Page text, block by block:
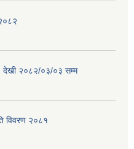
देखी २०८२/०३/०३ सम्म
विवरण २०८१